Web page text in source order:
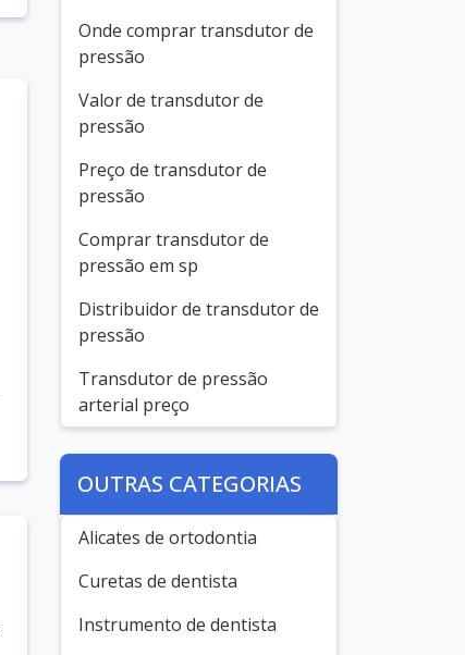
Onde comprar transdutor de
pressão
Valor de transdutor de
pressão
Preço de transdutor de
pressão
Comprar transdutor de
pressão em sp
Distribuidor de transdutor de
pressão
Transdutor de pressão
arterial preço
OUTRAS CATEGORIAS
Alicates de ortodontia
Curetas de dentista
Instrumento de dentista